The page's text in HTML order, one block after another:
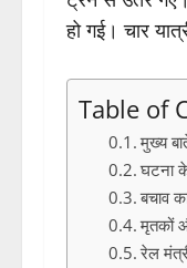
हो गई। चार
Table of
मुख्य
घटना
बचाव
मृतकों
रेल